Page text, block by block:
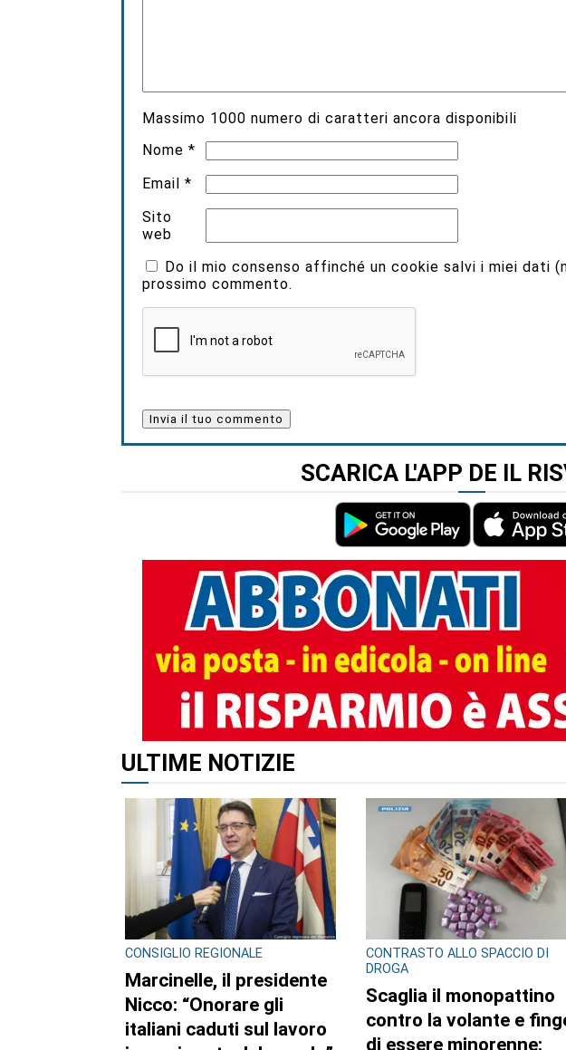
Massimo 1000 numero di caratteri ancora disponibili
Nome*
Email*
Sito
web
Do il mio consenso affinché un cookie salvi i miei dati
prossimo commento.
SCARICA L'APP DE IL
ULTIME NOTIZIE
CONSIGLIO REGIONALE
Marcinelle, il presidente
Nicco: “Onorare gli
italiani caduti sul lavoro
CONTRASTO ALLO SPACCIO DI
DROGA
Scaglia il monopattino
contro la volante e
di essere minorenne: